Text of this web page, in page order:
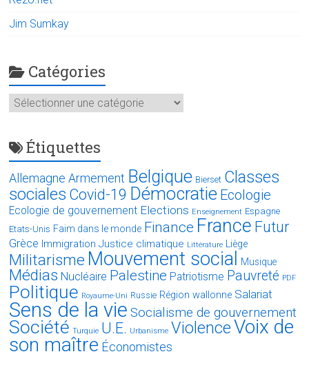
Jim Sumkay
Catégories
Catégories
Étiquettes
Allemagne Armement Belgique Bierset Classes
sociales Covid-19 Démocratie Ecologie
Ecologie de gouvernement Elections Enseignement Espagne
Etats-Unis Faim dans le monde Finance France Futur
Grèce Immigration Justice climatique Littérature Liège
Militarisme Mouvement social Musique
Médias Nucléaire Palestine Patriotisme Pauvreté PDF
Politique Royaume-Uni Russie Région wallonne Salariat
Sens de la vie Socialisme de gouvernement
Société Turquie U.E. Urbanisme ViolenceVoix de
son maître Économistes